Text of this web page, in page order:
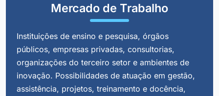
Mercado de Trabalho
Instituições de ensino e pesquisa, órgãos
públicos, empresas privadas, consultorias,
organizações do terceiro setor e ambientes de
inovação. Possibilidades de atuação em gestão,
assistência, projetos, treinamento e docência,